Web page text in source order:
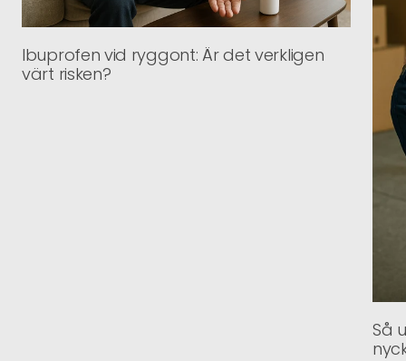
Ibuprofen vid ryggont: Är det verkligen
värt risken?
Så